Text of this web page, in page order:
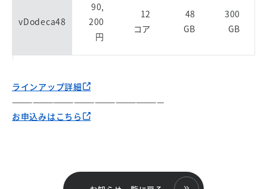
vDodeca48
90,
200
円
12
コア
48
GB
300
GB
ラインアップ詳細
——————————————————————
お申込みはこちら